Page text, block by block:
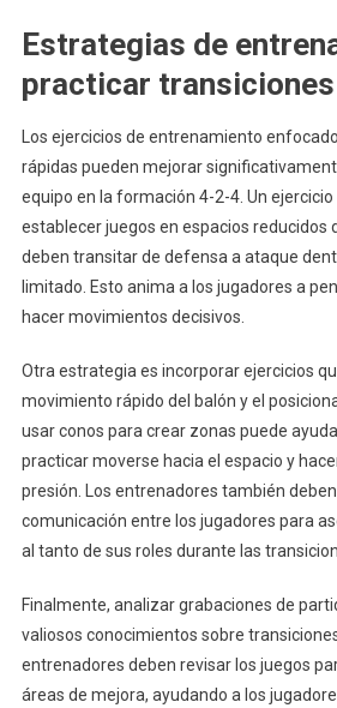
Estrategias de
practicar
Los ejercicios de entrenamiento
rápidas pueden mejorar
equipo en la formación 4-2-4. Un
establecer juegos en espacios reducidos
deben transitar de defensa a ataque
limitado. Esto anima a los jugadores a
hacer movimientos decisivos.
Otra estrategia es incorporar ejercicios
movimiento rápido del balón y el
usar conos para crear zonas puede
practicar moverse hacia el espacio y
presión. Los entrenadores también
comunicación entre los jugadores para
al tanto de sus roles durante las
Finalmente, analizar grabaciones de
valiosos conocimientos sobre
entrenadores deben revisar los juegos
áreas de mejora, ayudando a los